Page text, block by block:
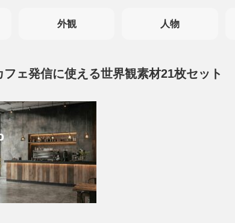
外観 人物
フェ発信に使える世界観素材21枚セット